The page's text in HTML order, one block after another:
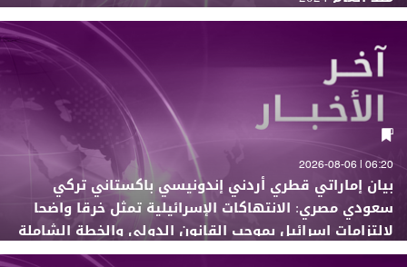
06:20 | 2026-08-06
بيان إماراتي قطري أردني إندونيسي باكستاني تركي
سعودي مصري: الانتهاكات الإسرائيلية تمثل خرقا واضحا
لالتزامات إسرائيل بموجب القانون الدولي والخطة الشاملة
لإنهاء النزاع في غزة